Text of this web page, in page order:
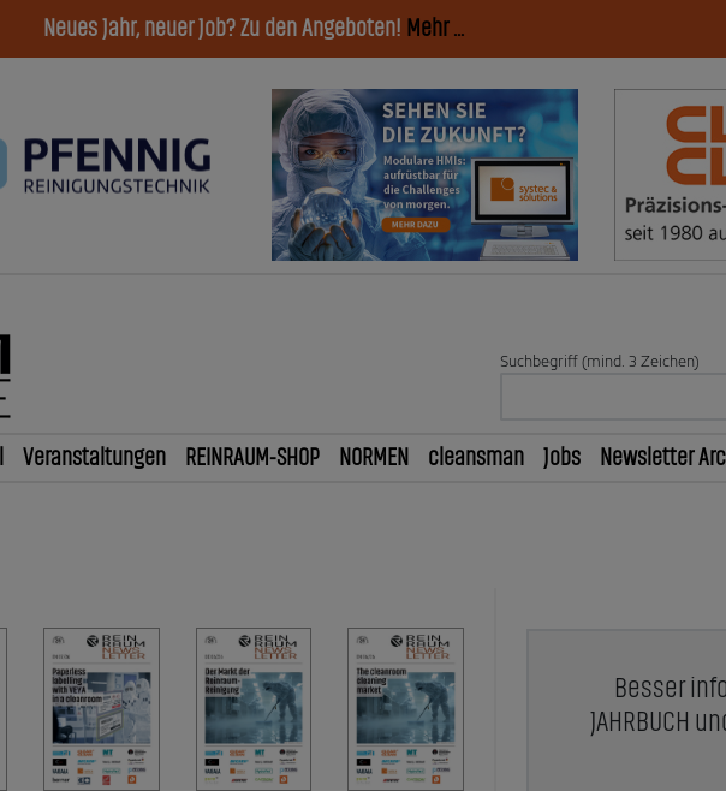
Neues Jahr, neuer Job? Zu den Angeboten! Mehr ...
Suchbegriff (mind. 3 Zeichen)
Veranstaltungen REINRAUM-SHOP NORMEN cleansman Jobs Newsletter
Besser
JAHRBUCH